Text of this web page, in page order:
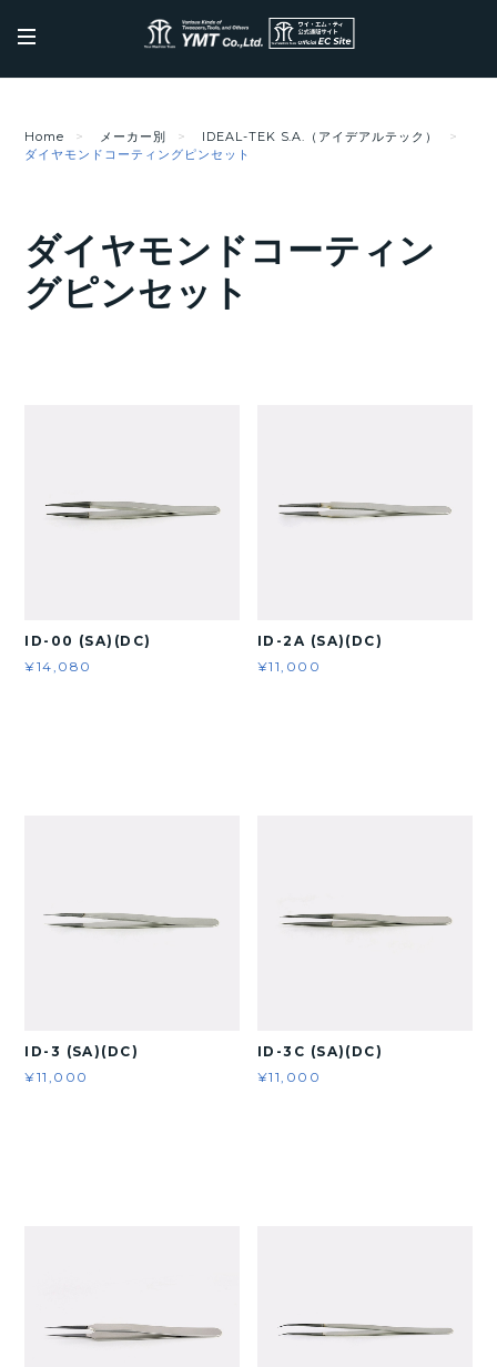
Home メーカー別
IDEAL-TEK S.A.（アイデアルテック）
ダイヤモンドコーティングピンセット
ダイヤモンドコーティン
グピンセット
ID-00 (SA)(DC)
¥14,080
ID-2A (SA)(DC)
¥11,000
ID-3 (SA)(DC)
¥11,000
ID-3C (SA)(DC)
¥11,000